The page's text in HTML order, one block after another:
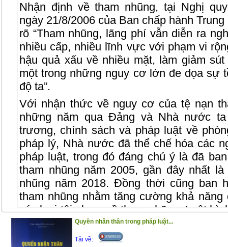
Nhận định về tham nhũng, tại Nghị
ngày 21/8/2006 của Ban chấp hành
rõ “Tham nhũng, lãng phí vẫn diễn ra
nhiều cấp, nhiều lĩnh vực với phạm vi
hậu quả xấu về nhiều mặt, làm giảm
một trong những nguy cơ lớn đe dọa sự
độ ta”.
Với nhận thức về nguy cơ của tệ nạn
những năm qua Đảng và Nhà nước
trương, chính sách và pháp luật về
pháp lý, Nhà nước đã thể chế hóa các
pháp luật, trong đó đáng chú ý là đã
tham nhũng năm 2005, gần đây nhất
nhũng năm 2018. Đồng thời cũng ban
tham nhũng nhằm tăng cường khả
các loại tội phạm về tham nhũng. Luật
2015, sửa đổi năm 2017) với những qui
Nhằm giúp bạn đọc nói chung, những
Quyền nhân thân trong pháp luật...
Tải về: